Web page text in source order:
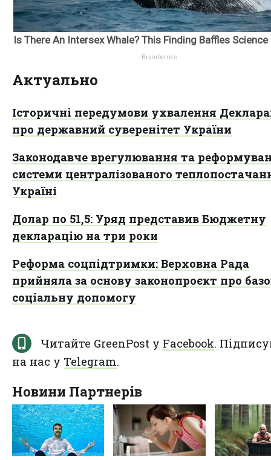
Актуально
Історичні передумови ухвалення
про державний суверенітет України
Законодавче врегулювання та
системи централізованого
Україні
Долар по 51,5: Уряд представив Бюджетну
декларацію на три роки
Реформа соцпідтримки: Верховна Рада
прийняла за основу законопроєкт про
соціальну допомогу
Читайте GreenPost у Facebook.
на нас у Telegram.